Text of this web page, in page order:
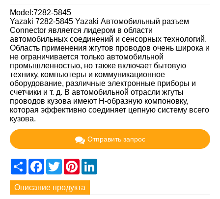
Model:7282-5845
Yazaki 7282-5845 Yazaki Автомобильный разъем
Connector является лидером в области
автомобильных соединений и сенсорных технологий.
Область применения жгутов проводов очень широка и
не ограничивается только автомобильной
промышленностью, но также включает бытовую
технику, компьютеры и коммуникационное
оборудование, различные электронные приборы и
счетчики и т. д. В автомобильной отрасли жгуты
проводов кузова имеют H-образную компоновку,
которая эффективно соединяет цепную систему всего
кузова.
Отправить запрос
ShareFacebook
TwitterPinterest
Описание продукта